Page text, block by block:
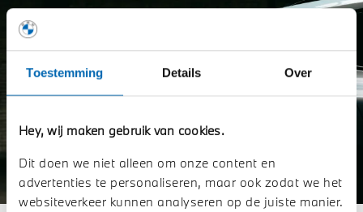
Toestemming Details Over
Hey, wij maken gebruik van cookies.
Dit doen we niet alleen om onze content en
advertenties te personaliseren, maar ook zodat we het
websiteverkeer kunnen analyseren op de juiste manier.